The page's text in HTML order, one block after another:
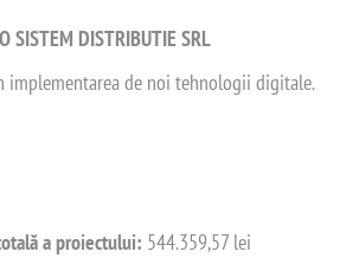
SISTEM DISTRIBUTIE SRL
implementarea de noi tehnologii digitale.
a proiectului: 544.359,57 lei